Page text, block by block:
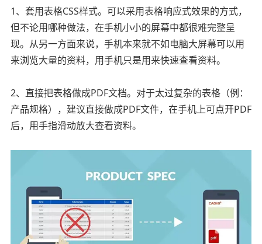
1、套用表格CSS样式。可以采用表格响应式效果的方式，
但不论用哪种做法，在手机小小的屏幕中都很难完整呈
现。从另一方面来说，手机本来就不如电脑大屏幕可以用
来浏览大量的资料，用手机只是用来快速查看资料。
2、直接把表格做成PDF文档。对于太过复杂的表格（例：
产品规格），建议直接做成PDF文件，在手机上可点开PDF
后，用手指滑动放大查看资料。